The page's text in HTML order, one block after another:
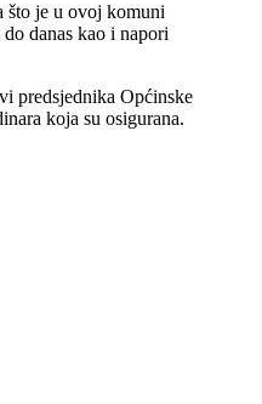
što je u ovoj komuni
danas kao i napori
predsjednika Općinske
koja su osigurana.